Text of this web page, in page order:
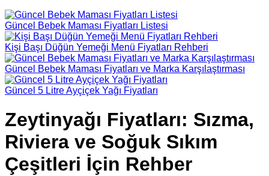
Güncel Bebek Maması Fiyatları Listesi
Kişi Başı Düğün Yemeği Menü Fiyatları Rehberi
Güncel Bebek Maması Fiyatları ve Marka Karşılaştırması
Güncel 5 Litre Ayçiçek Yağı Fiyatları
Zeytinyağı Fiyatları: Sızma,
Riviera ve Soğuk Sıkım
Çeşitleri İçin Rehber